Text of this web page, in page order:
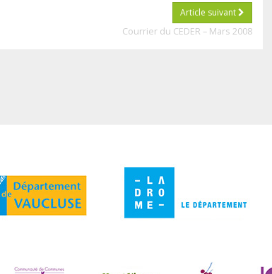
Article suivant
Courrier du CEDER – Mars 2008